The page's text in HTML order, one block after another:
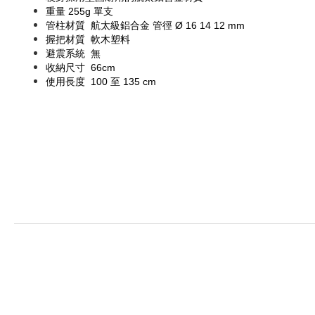
重量 255g 單支
管柱材質 航太級鋁合金 管徑 Ø 16 14 12 mm
握把材質 軟木塑料
避震系統 無
收納尺寸 66cm
使用長度 100 至 135 cm